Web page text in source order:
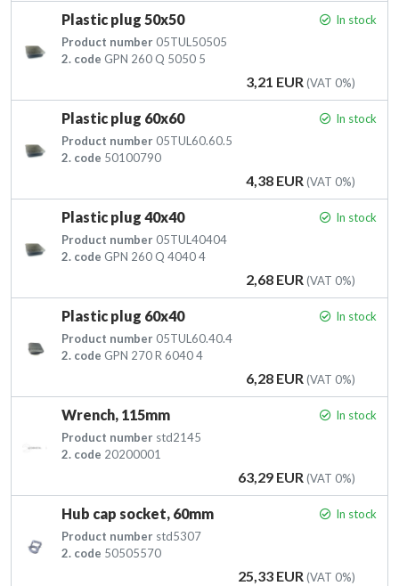
Plastic plug 50x50
In stock
Product number05TUL50505
2. code GPN 260 Q 5050 5
Price
3,21 EUR(VAT 0%)
Plastic plug 60x60
In stock
Product number05TUL60.60.5
2. code 50100790
Price
4,38 EUR(VAT 0%)
Plastic plug 40x40
In stock
Product number05TUL40404
2. code GPN 260 Q 4040 4
Price
2,68 EUR(VAT 0%)
Plastic plug 60x40
In stock
Product number05TUL60.40.4
2. code GPN 270 R 6040 4
Price
6,28 EUR(VAT 0%)
Wrench, 115mm
In stock
Product number std2145
2. code 20200001
Price
63,29 EUR(VAT 0%)
Hub cap socket, 60mm
In stock
Product number std5307
2. code 50505570
Price
25,33 EUR(VAT 0%)